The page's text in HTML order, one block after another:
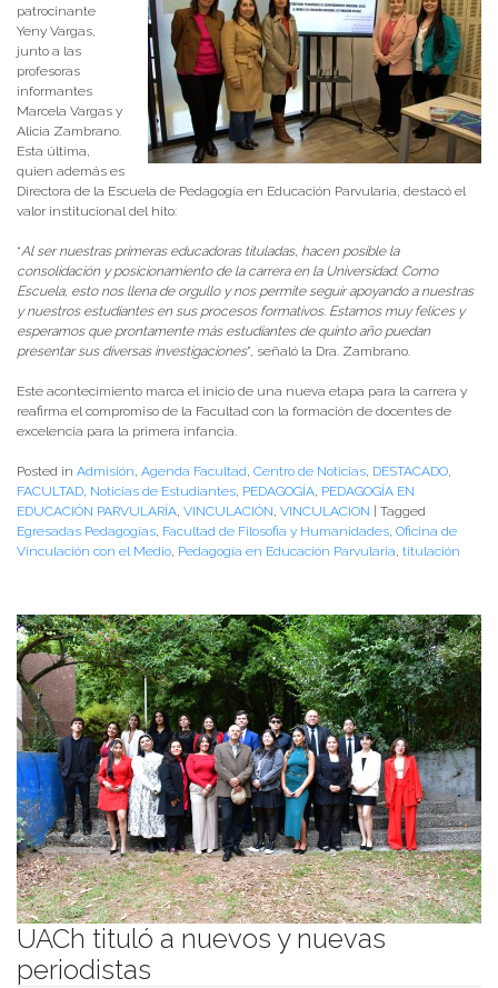
patrocinante
Yeny Vargas,
junto a las
profesoras
informantes
Marcela Vargas y
Alicia Zambrano.
Esta última,
quien además es
Directora de la Escuela de Pedagogía en Educación Parvularia, destacó el
valor institucional del hito:
“Al ser nuestras primeras educadoras tituladas, hacen posible la
consolidación y posicionamiento de la carrera en la Universidad. Como
Escuela, esto nos llena de orgullo y nos permite seguir apoyando a nuestras
y nuestros estudiantes en sus procesos formativos. Estamos muy felices y
esperamos que prontamente más estudiantes de quinto año puedan
presentar sus diversas investigaciones”, señaló la Dra. Zambrano.
Este acontecimiento marca el inicio de una nueva etapa para la carrera y
reafirma el compromiso de la Facultad con la formación de docentes de
excelencia para la primera infancia.
Posted in Admisión Agenda Facultad Centro de Noticias DESTACADO
FACULTAD Noticias de Estudiantes PEDAGOGÍA PEDAGOGÍA EN
EDUCACIÓN PARVULARÍA VINCULACIÓN VINCULACION | Tagged
Egresadas Pedagogías Facultad de Filosofia y Humanidades Oficina de
Vinculación con el Medio Pedagogía en Educación Parvularia titulación
UACh tituló a nuevos y nuevas
periodistas